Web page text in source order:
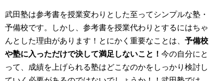
武田塾は参考書を授業変わりとした至ってシンプルな塾・
予備校です。しかし、参考書を授業代わりとするにはちゃ
んとした理由があります！とにかく重要なことは、 予備校
や塾に入っただけで決して満足しないこと！ 今の自分にと
って、成績を上げられる塾はどこなのかをしっかり検討し